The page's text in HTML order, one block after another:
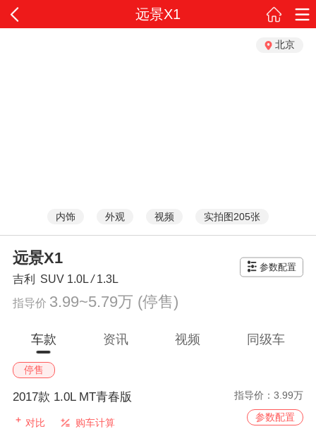
远景X1
北京
内饰 外观 视频 实拍图205张
远景X1
吉利 SUV 1.0L/1.3L
参数配置
指导价 3.99~5.79万 (停售)
车款 资讯 视频 同级车
停售
2017款 1.0L MT青春版 指导价：3.99万
对比 购车计算 参数配置